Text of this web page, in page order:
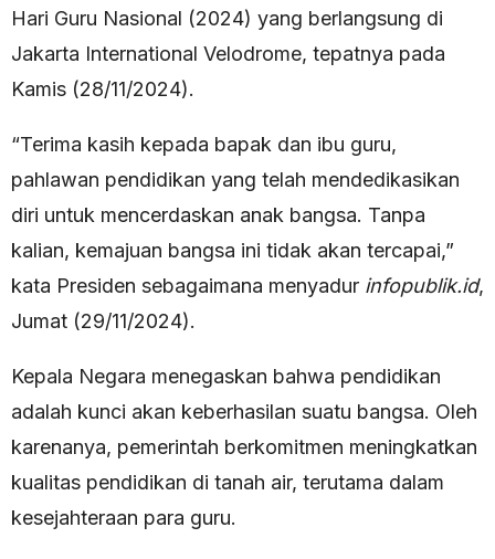
Hari Guru Nasional (2024) yang berlangsung di
Jakarta International Velodrome, tepatnya pada
Kamis (28/11/2024).
“Terima kasih kepada bapak dan ibu guru,
pahlawan pendidikan yang telah mendedikasikan
diri untuk mencerdaskan anak bangsa. Tanpa
kalian, kemajuan bangsa ini tidak akan tercapai,”
kata Presiden sebagaimana menyadur infopublik.id,
Jumat (29/11/2024).
Kepala Negara menegaskan bahwa pendidikan
adalah kunci akan keberhasilan suatu bangsa. Oleh
karenanya, pemerintah berkomitmen meningkatkan
kualitas pendidikan di tanah air, terutama dalam
kesejahteraan para guru.